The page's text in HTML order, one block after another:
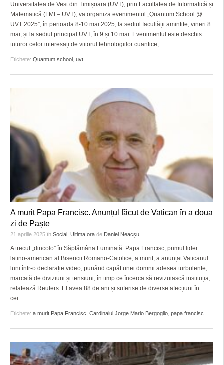
Universitatea de Vest din Timișoara (UVT), prin Facultatea de Informatică și
Matematică (FMI – UVT), va organiza evenimentul „Quantum School @
UVT 2025”, în perioada 8-10 mai 2025, la sediul facultății amintite, vineri 8
mai, și la sediul principal UVT, în 9 și 10 mai. Evenimentul este deschis
tuturor celor interesați de viitorul tehnologiilor cuantice,
Etichete: Quantum school uvt
A murit Papa Francisc. Anunțul făcut de Vatican în a doua
zi de Paște
21 aprilie 2025 în Social Ultima ora de Daniel Neacșu
A trecut „dincolo” în Săptămâna Luminată. Papa Francisc, primul lider
latino-american al Bisericii Romano-Catolice, a murit, a anunțat Vaticanul
luni într-o declarație video, punând capăt unei domnii adesea turbulente,
marcată de diviziuni și tensiuni, în timp ce încerca să revizuiască instituția,
relatează Reuters. El avea 88 de ani și suferise de diverse afecțiuni în
cei…
Etichete: a murit Papa Francisc Cardinalul Jorge Mario Bergoglio papa francisc